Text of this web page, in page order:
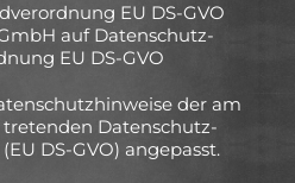
EU DS-GVO
auf Datenschutz-
EU DS-GVO
der am
tretenden Datenschutz-
DS-GVO) angepasst.